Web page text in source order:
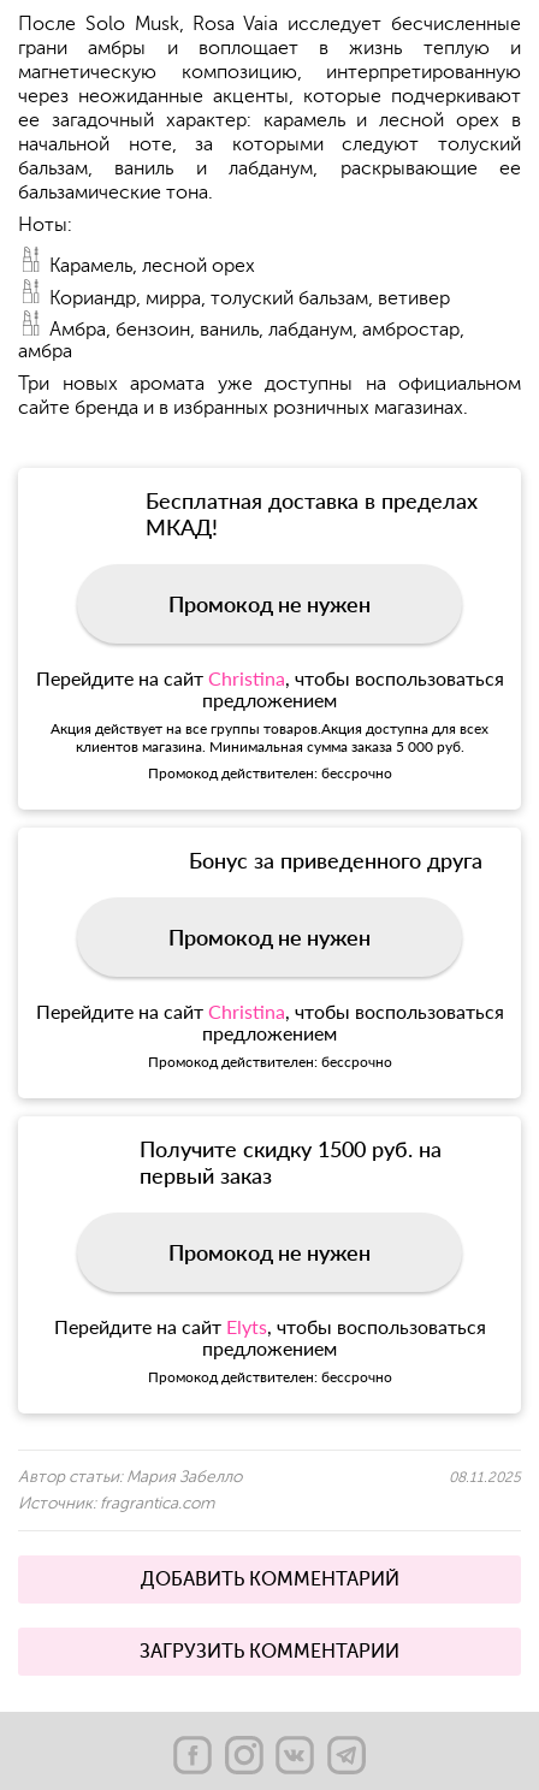
После Solo Musk, Rosa Vaia исследует бесчисленные
грани амбры и воплощает в жизнь теплую и
магнетическую композицию, интерпретированную
через неожиданные акценты, которые подчеркивают
ее загадочный характер: карамель и лесной орех в
начальной ноте, за которыми следуют толуский
бальзам, ваниль и лабданум, раскрывающие ее
бальзамические тона.
Ноты:
Карамель, лесной орех
Кориандр, мирра, толуский бальзам, ветивер
Амбра, бензоин, ваниль, лабданум, амбростар,
амбра
Три новых аромата уже доступны на официальном
сайте бренда и в избранных розничных магазинах.
Бесплатная доставка в пределах
МКАД!
Промокод не нужен
Перейдите на сайт Christina, чтобы воспользоваться
предложением
Акция действует на все группы товаров.Акция доступна для всех
клиентов магазина. Минимальная сумма заказа 5 000 руб.
Промокод действителен: бессрочно
Бонус за приведенного друга
Промокод не нужен
Перейдите на сайт Christina, чтобы воспользоваться
предложением
Промокод действителен: бессрочно
Получите скидку 1500 руб. на
первый заказ
Промокод не нужен
Перейдите на сайт Elyts, чтобы воспользоваться
предложением
Промокод действителен: бессрочно
Автор статьи: Мария Забелло
Источник: fragrantica.com
08.11.2025
ДОБАВИТЬ КОММЕНТАРИЙ
ЗАГРУЗИТЬ КОММЕНТАРИИ